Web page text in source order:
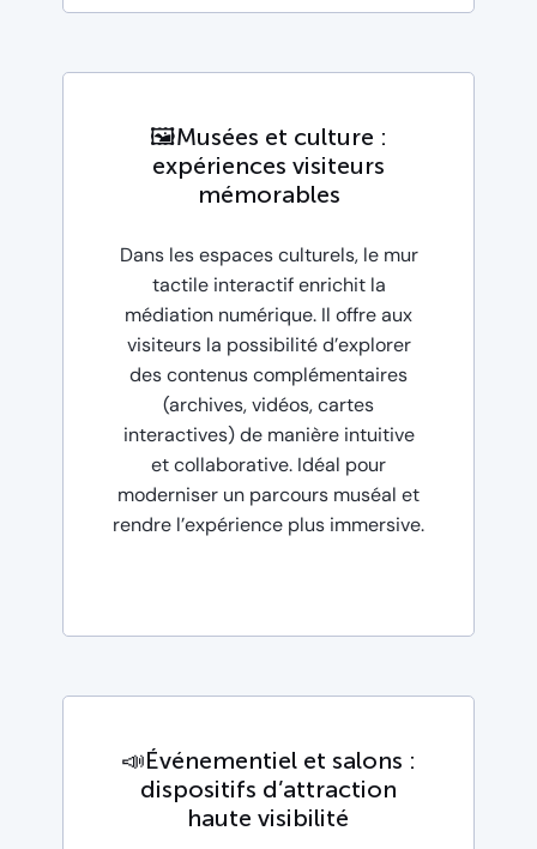
🖼️Musées et culture :
expériences visiteurs
mémorables
Dans les espaces culturels, le mur
tactile interactif enrichit la
médiation numérique. Il offre aux
visiteurs la possibilité d’explorer
des contenus complémentaires
(archives, vidéos, cartes
interactives) de manière intuitive
et collaborative. Idéal pour
moderniser un parcours muséal et
rendre l’expérience plus immersive.
📣Événementiel et salons :
dispositifs d’attraction
haute visibilité